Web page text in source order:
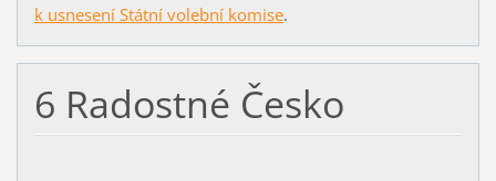
k usnesení Státní volební komise.
6 Radostné Česko